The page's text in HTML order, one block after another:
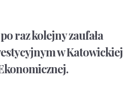
raz kolejny zaufała
w Katowickiej